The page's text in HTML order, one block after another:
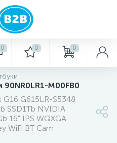
0 0 0
M00FB0
G16 G615LR-S5348
SSD1Tb NVIDIA
16" IPS WQXGA
WiFi BT Cam